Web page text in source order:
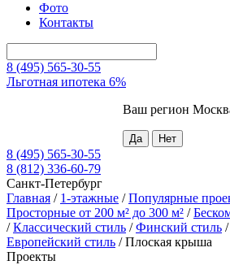
Фото
Контакты
8 (495) 565-30-55
Льготная ипотека 6%
Ваш регион
8 (495) 565-30-55
8 (812) 336-60-79
Санкт-Петербург
Главная / 1-этажные /Популярные
Просторные от 200 м² до 300 м² /
/Классический стиль /Финский стиль /
Европейский стиль /Плоская крыша
Проекты